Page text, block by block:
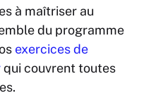
à maîtriser au
du programme
exercices de
qui couvrent toutes